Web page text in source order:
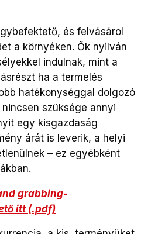
és felvásárol
a környéken. Ők nyilván
indulnak, mint a
ha a termelés
hatékonységgal dolgozó
szüksége annyi
egy kisgazdaság
árát is leverik, a helyi
– ez egyébként
grabbing-
itt (.pdf)